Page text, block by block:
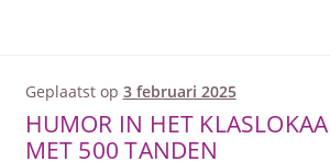
PRIMAIR ONDERWIJS
Geplaatst op 3 februari 2025
HUMOR IN HET
MET 500 TANDEN